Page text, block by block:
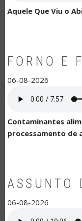
Aquele Que Viu o
FORNO E
06-08-2026
Contaminantes
processamento de
ASSUNTO
06-08-2026